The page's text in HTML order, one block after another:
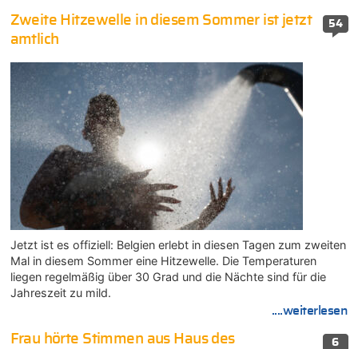
54
Zweite Hitzewelle in diesem Sommer ist jetzt
amtlich
Jetzt ist es offiziell: Belgien erlebt in diesen Tagen zum zweiten
Mal in diesem Sommer eine Hitzewelle. Die Temperaturen
liegen regelmäßig über 30 Grad und die Nächte sind für die
Jahreszeit zu mild.
....weiterlesen
6
Frau hörte Stimmen aus Haus des